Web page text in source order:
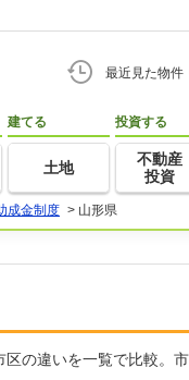
最近見た物件
建てる
土地
投資する
不動産
投資
成金制度 > 山形県
の違いを一覧で比較。